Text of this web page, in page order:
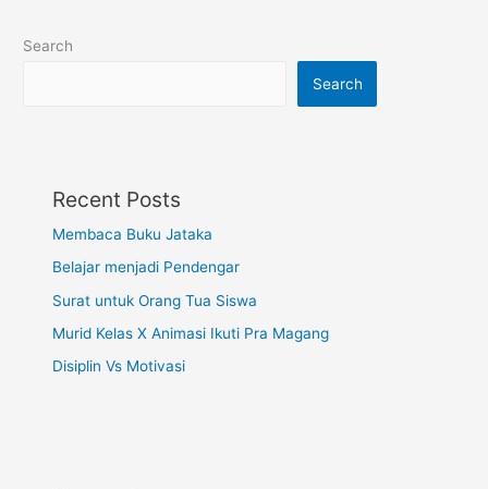
Search
Search
Recent Posts
Membaca Buku Jataka
Belajar menjadi Pendengar
Surat untuk Orang Tua Siswa
Murid Kelas X Animasi Ikuti Pra Magang
Disiplin Vs Motivasi